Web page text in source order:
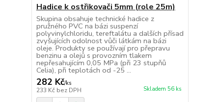
Hadice k ostřikovači 5mm (role 25m)
Skupina obsahuje technické hadice z
pružného PVC na bázi suspenzí
polyvinylchloridu, tereftalátu a dalších přísad
zvyšujících odolnost vůči látkám na bázi
oleje. Produkty se používají pro přepravu
benzinu a olejů s provozním tlakem
nepřesahujícím 0,05 MPa (při 23 stupňů
Celia), při teplotách od -25 ...
282 Kč/ks
233 Kč bez DPH Skladem 56 ks